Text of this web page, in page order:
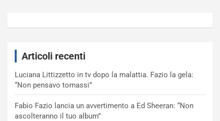
Articoli recenti
Luciana Littizzetto in tv dopo la malattia. Fazio la gela:
“Non pensavo tornassi”
Fabio Fazio lancia un avvertimento a Ed Sheeran: “Non
ascolteranno il tuo album”